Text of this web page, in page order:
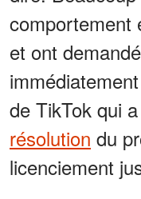
comportement
et ont
de TikTok qui
résolution du
licenciement